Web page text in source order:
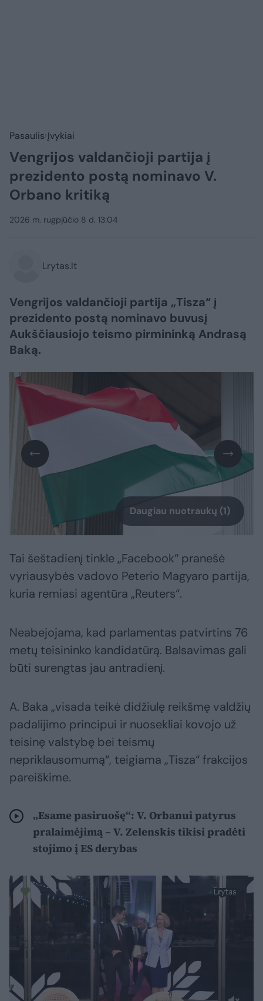
Pasaulis Įvykiai
Vengrijos valdančioji partija į
prezidento postą nominavo V.
Orbano kritiką
2026 m. rugpjūčio 8 d. 13:04
Lrytas.lt
Vengrijos valdančioji partija „Tisza“ į
prezidento postą nominavo buvusį
Aukščiausiojo teismo pirmininką Andrasą
Baką.
Daugiau nuotraukų (1)
Tai šeštadienį tinkle „Facebook“ pranešė
vyriausybės vadovo Peterio Magyaro partija,
kuria remiasi agentūra „Reuters“.
Neabejojama, kad parlamentas patvirtins 76
metų teisininko kandidatūrą. Balsavimas gali
būti surengtas jau antradienį.
A. Baka „visada teikė didžiulę reikšmę valdžių
padalijimo principui ir nuosekliai kovojo už
teisinę valstybę bei teismų
nepriklausomumą“, teigiama „Tisza“ frakcijos
pareiškime.
„Esame pasiruošę“: V. Orbanui patyrus
pralaimėjimą – V. Zelenskis tikisi pradėti
stojimo į ES derybas